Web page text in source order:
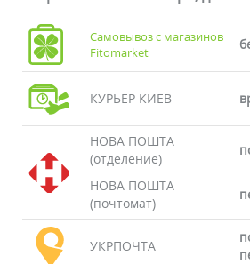
Самовывоз с магазинов
Fitomarket
КУРЬЕР КИЕВ
НОВА ПОШТА
(отделение)
НОВА ПОШТА
(почтомат)
УКРПОЧТА